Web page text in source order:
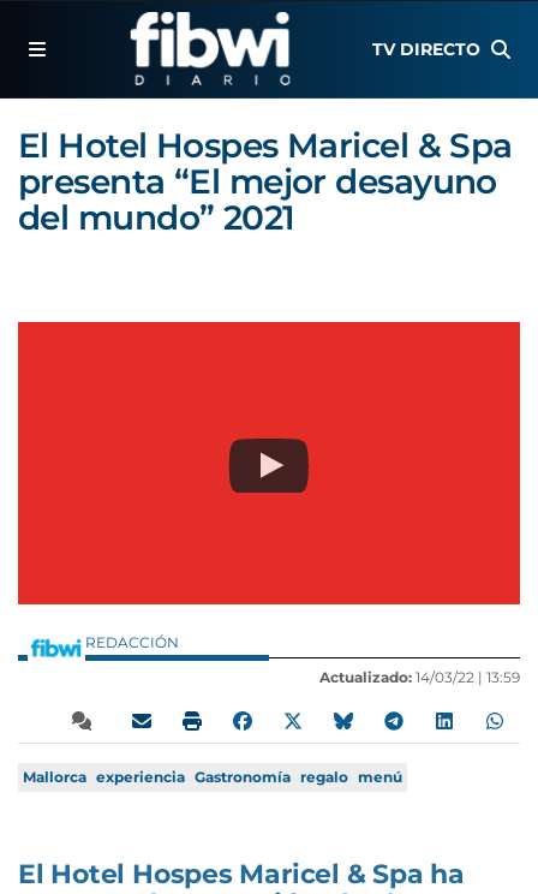
TV DIRECTO
El Hotel Hospes Maricel & Spa
presenta “El mejor desayuno
del mundo” 2021
REDACCIÓN
Actualizado: 14/03/22 | 13:59
Mallorca experiencia Gastronomía regalo menú
El Hotel Hospes Maricel & Spa ha